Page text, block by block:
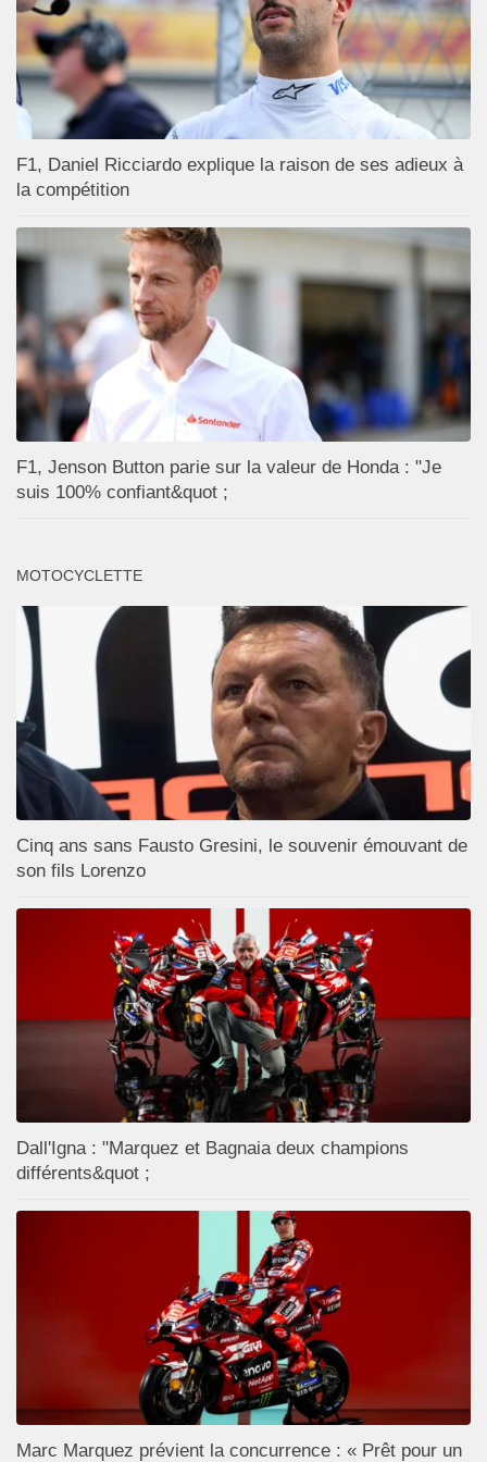
F1, Daniel Ricciardo explique la raison de ses adieux à
la compétition
F1, Jenson Button parie sur la valeur de Honda : "Je
suis 100% confiant&quot ;
MOTOCYCLETTE
Cinq ans sans Fausto Gresini, le souvenir émouvant de
son fils Lorenzo
Dall'Igna : "Marquez et Bagnaia deux champions
différents&quot ;
Marc Marquez prévient la concurrence : « Prêt pour un